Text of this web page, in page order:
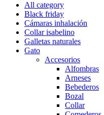
All category
Black friday
Cámaras inhalación
Collar isabelino
Galletas naturales
Gato
Accesorios
Alfombras
Arneses
Bebederos
Bozal
Collar